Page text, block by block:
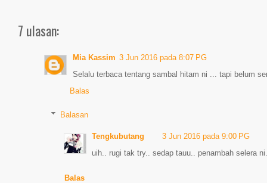
7 ulasan:
Mia Kassim 3 Jun 2016 pada 8:07 PG
Selalu terbaca tentang sambal hitam ni ... tapi belum
Balas
Balasan
Tengkubutang
3 Jun 2016 pada 9:00 PG
uih.. rugi tak try.. sedap tauu.. penambah selera
Balas